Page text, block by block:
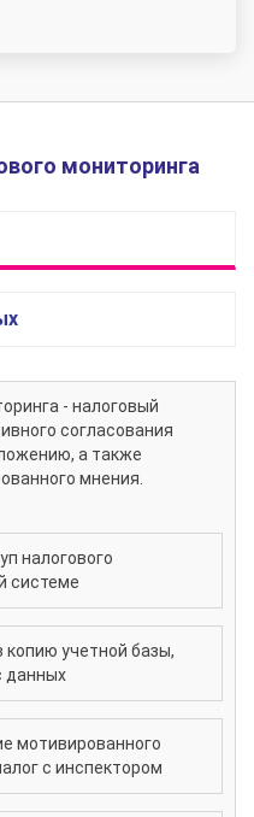
мониторинга
- налоговый
согласования
а также
мнения.
налогового
системе
копию учетной базы,
данных
мотивированного
с инспектором